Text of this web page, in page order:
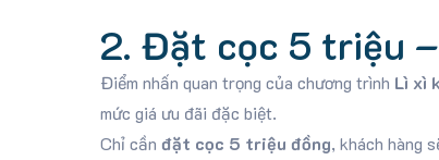
2. Đặt cọc 5 triệu
Điểm nhấn quan trọng của chương trình Lì xì
mức giá ưu đãi đặc biệt.
Chỉ cần đặt cọc 5 triệu đồng, khách hàng